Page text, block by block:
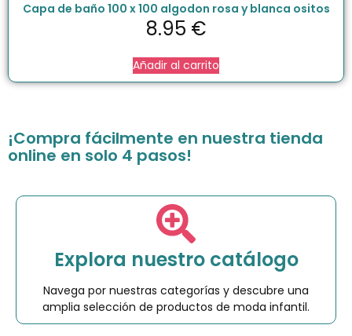
Capa de baño 100 x 100 algodon rosa y blanca ositos
8.95 €
Añadir al carrito
¡Compra fácilmente en nuestra tienda
online en solo 4 pasos!
Explora nuestro catálogo
Navega por nuestras categorías y descubre una
amplia selección de productos de moda infantil.